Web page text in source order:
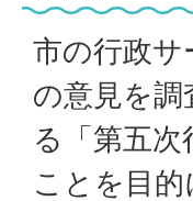
市の行政
の意見を
る「第五
ことを目的